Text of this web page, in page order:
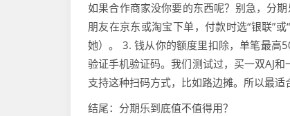
如果合作商家没你要的东西呢？别急，分期
朋友在京东或淘宝下单，付款时选“银联”
她）。 3. 钱从你的额度里扣除，单笔最高
验证手机验证码。我们测试过，买一双AJ
支持这种扫码方式，比如路边摊。所以最适
结尾：分期乐到底值不值得用？